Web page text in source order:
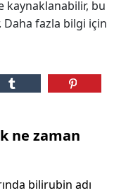
kaynaklanabilir, bu
fazla bilgi için
ne zaman
bilirubin adı